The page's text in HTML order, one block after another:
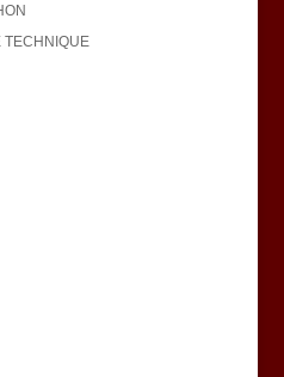
TECHNIQUE